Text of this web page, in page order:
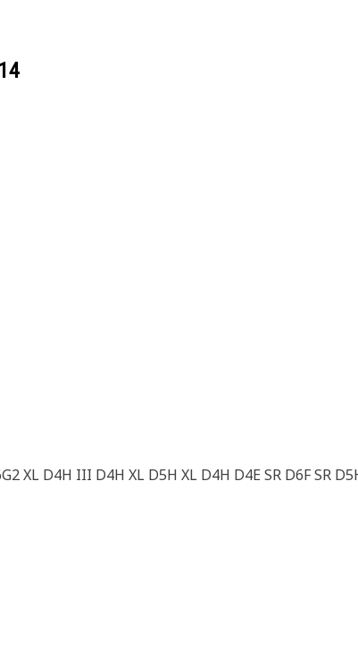
XL D4H III D4H XL D5H XL D4H D4E SR D6F SR